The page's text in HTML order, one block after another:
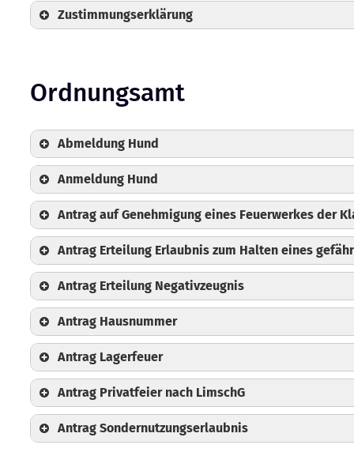
Zustimmungserklärung
Ordnungsamt
Abmeldung Hund
Anmeldung Hund
Antrag auf Genehmigung eines Feuerwerkes der
Antrag Erteilung Erlaubnis zum Halten eines
Antrag Erteilung Negativzeugnis
Antrag Hausnummer
Antrag Lagerfeuer
Antrag Privatfeier nach LimschG
Antrag Sondernutzungserlaubnis